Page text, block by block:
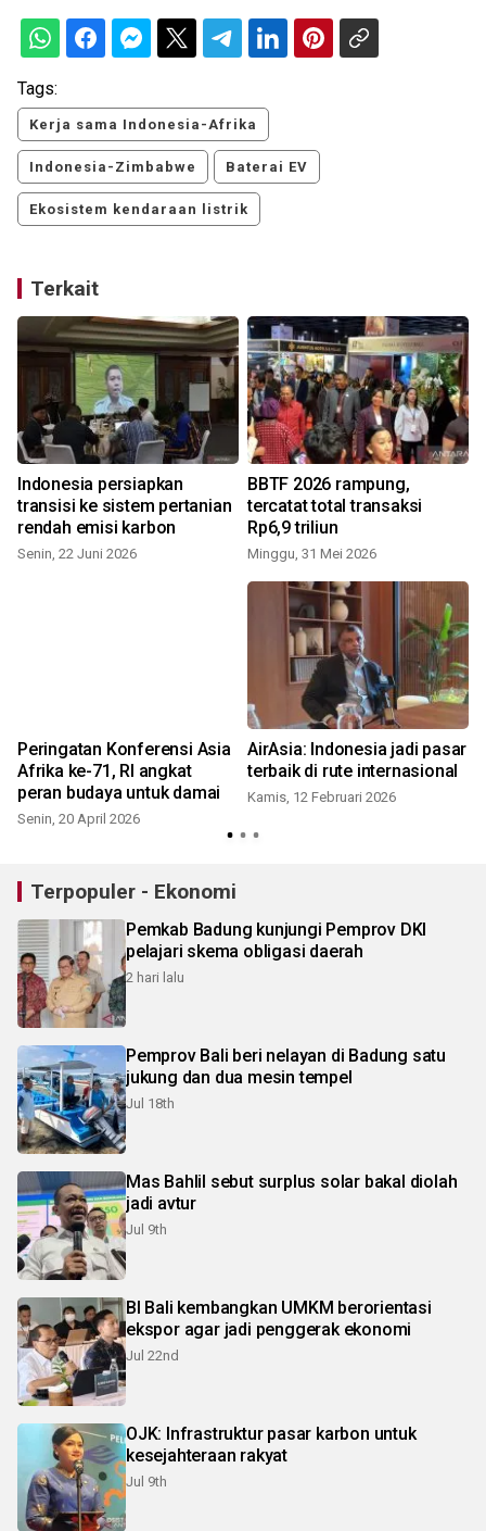
Tags:
Kerja sama Indonesia-Afrika
Indonesia-Zimbabwe Baterai EV
Ekosistem kendaraan listrik
Terkait
Indonesia persiapkan
transisi ke sistem pertanian
rendah emisi karbon
Senin, 22 Juni 2026
BBTF 2026 rampung,
tercatat total transaksi
Rp6,9 triliun
Minggu, 31 Mei 2026
Peringatan Konferensi Asia
Afrika ke-71, RI angkat
peran budaya untuk damai
Senin, 20 April 2026
AirAsia: Indonesia jadi pasar
terbaik di rute internasional
Kamis, 12 Februari 2026
Terpopuler - Ekonomi
Pemkab Badung kunjungi Pemprov DKI
pelajari skema obligasi daerah
2 hari lalu
Pemprov Bali beri nelayan di Badung satu
jukung dan dua mesin tempel
Jul 18th
Mas Bahlil sebut surplus solar bakal diolah
jadi avtur
Jul 9th
BI Bali kembangkan UMKM berorientasi
ekspor agar jadi penggerak ekonomi
Jul 22nd
OJK: Infrastruktur pasar karbon untuk
kesejahteraan rakyat
Jul 9th